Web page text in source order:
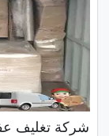
شركة تغليف